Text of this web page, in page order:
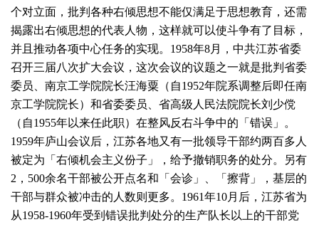
个对立面，批判各种右倾思想不能仅满足于思想教育，还需
揭露出右倾思想的代表人物，这样就可以使斗争有了目标，
并且推动各项中心任务的实现。1958年8月，中共江苏省委
召开三届八次扩大会议，这次会议的议题之一就是批判省委
委员、南京工学院院长汪海粟（自1952年院系调整后即任南
京工学院院长）和省委委员、省高级人民法院院长刘少傥
（自1955年以来任此职）在整风反右斗争中的「错误」。
1959年庐山会议后，江苏各地又有一批领导干部约两百多人
被定为「右倾机会主义份子」，给予撤销职务的处分。另有
2，500余名干部被公开点名和「会诊」、「擦背」，基层的
干部与群众被冲击的人数则更多。1961年10月后，江苏省为
从1958-1960年受到错误批判处分的生产队长以上的干部党